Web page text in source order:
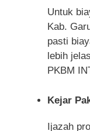
Untuk
Kab.
pasti
lebih
PKBM
Kejar
Ijazah